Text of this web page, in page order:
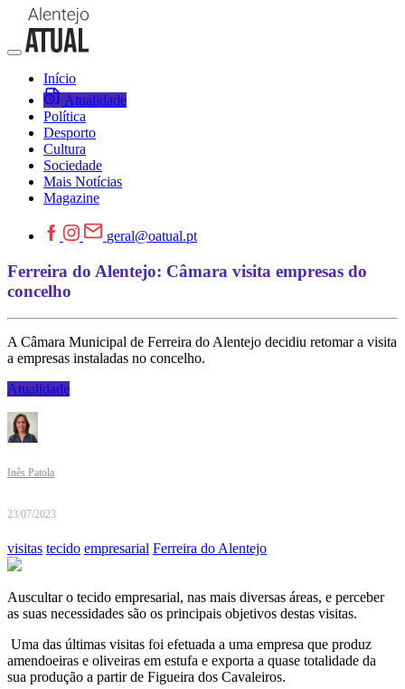
Início
Atualidade
Política
Desporto
Cultura
Sociedade
Mais Notícias
Magazine
geral@oatual.pt
Ferreira do Alentejo: Câmara visita empresas do
concelho
A Câmara Municipal de Ferreira do Alentejo decidiu retomar a visita
a empresas instaladas no concelho.
Atualidade
Inês Patola
23/07/2023
visitas tecido empresarial Ferreira do Alentejo
Auscultar o tecido empresarial, nas mais diversas áreas, e perceber
as suas necessidades são os principais objetivos destas visitas.
Uma das últimas visitas foi efetuada a uma empresa que produz
amendoeiras e oliveiras em estufa e exporta a quase totalidade da
sua produção a partir de Figueira dos Cavaleiros.